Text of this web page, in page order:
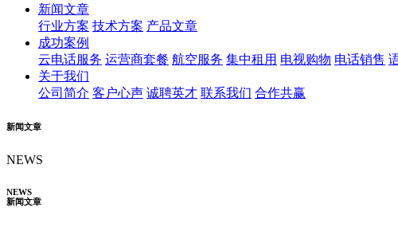
新闻文章
行业方案 技术方案 产品文章
成功案例
云电话服务 运营商套餐 航空服务 集中租用 电视购物 电话销售
关于我们
公司简介 客户心声 诚聘英才 联系我们 合作共赢
新闻文章
NEWS
NEWS
新闻文章